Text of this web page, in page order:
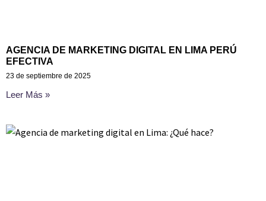
AGENCIA DE MARKETING DIGITAL EN LIMA PERÚ
EFECTIVA
23 de septiembre de 2025
Leer Más »